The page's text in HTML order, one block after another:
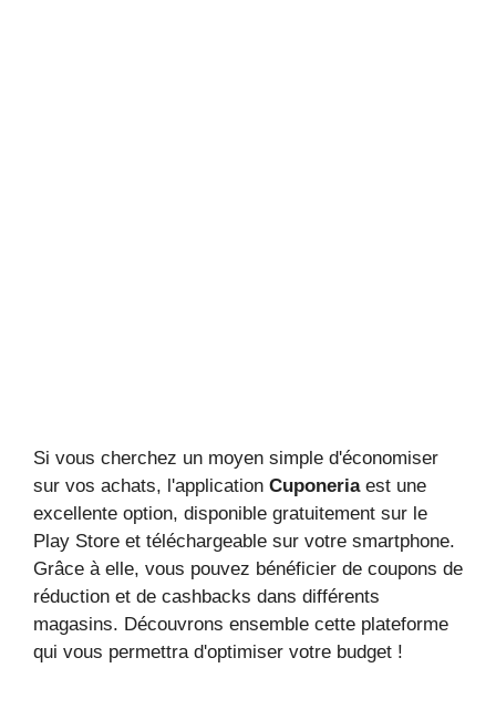
Si vous cherchez un moyen simple d'économiser
sur vos achats, l'application Cuponeriaest une
excellente option, disponible gratuitement sur le
Play Store et téléchargeable sur votre smartphone.
Grâce à elle, vous pouvez bénéficier de coupons de
réduction et de cashbacks dans différents
magasins. Découvrons ensemble cette plateforme
qui vous permettra d'optimiser votre budget !